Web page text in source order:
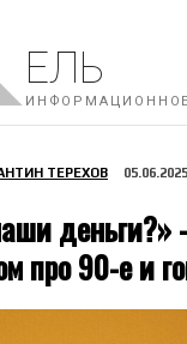
ЕЛЬ
ТЕРЕХОВ
деньги?»
про 90-е и